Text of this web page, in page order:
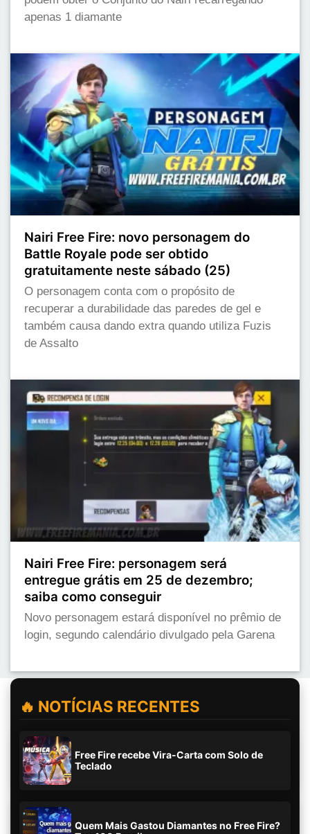
apenas 1 diamante
Nairi Free Fire: novo personagem do
Battle Royale pode ser obtido
gratuitamente neste sábado (25)
O personagem conta com o propósito de
recuperar a durabilidade das paredes de gel e
também causa dando extra quando utiliza Fuzis
de Assalto
Nairi Free Fire: personagem será
entregue grátis em 25 de dezembro;
saiba como conseguir
Novo personagem estará disponível no prêmio de
login, segundo calendário divulgado pela Garena
🔥 NOTÍCIAS RECENTES
Free Fire recebe Vira-Carta com Solo de
Teclado
Quem Mais Gastou Diamantes no Free Fire?